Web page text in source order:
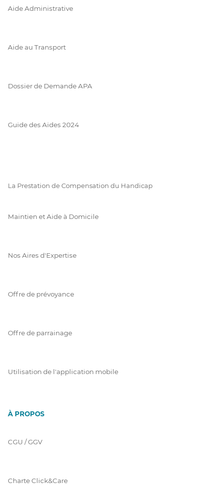
Aide Administrative
Aide au Transport
Dossier de Demande APA
Guide des Aides 2024
La Prestation de Compensation du Handicap
Maintien et Aide à Domicile
Nos Aires d'Expertise
Offre de prévoyance
Offre de parrainage
Utilisation de l'application mobile
À PROPOS
CGU / GGV
Charte Click&Care